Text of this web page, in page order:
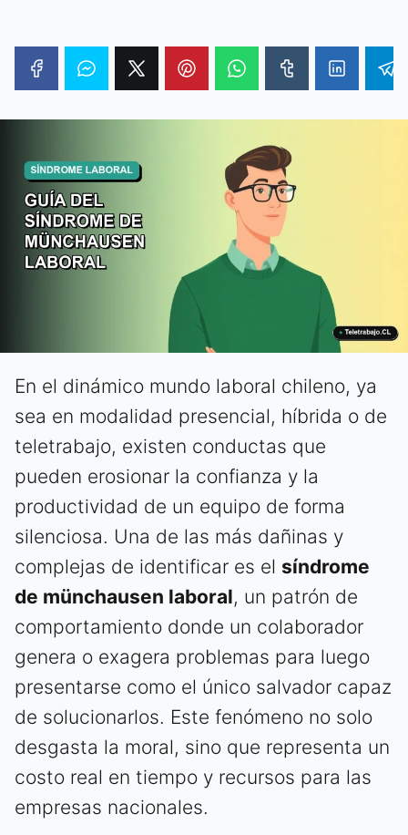
En el dinámico mundo laboral chileno, ya
sea en modalidad presencial, híbrida o de
teletrabajo, existen conductas que
pueden erosionar la confianza y la
productividad de un equipo de forma
silenciosa. Una de las más dañinas y
complejas de identificar es el síndrome
de münchausen laboral, un patrón de
comportamiento donde un colaborador
genera o exagera problemas para luego
presentarse como el único salvador capaz
de solucionarlos. Este fenómeno no solo
desgasta la moral, sino que representa un
costo real en tiempo y recursos para las
empresas nacionales.